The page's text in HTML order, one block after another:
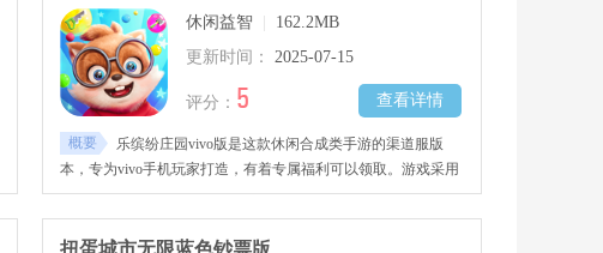
休闲益智
162.2MB
更新时间：
2025-07-15
查看详情
评分： 5
概要
乐缤纷庄园vivo版是这款休闲合成类手游的渠道服版
本，专为vivo手机玩家打造，有着专属福利可以领取。游戏采用
轻松的合成玩法，通过将相同的物品进行合成获取所需的道具去
完成任务，装饰你的树屋，帮助小动物们解决各种问题。
扭蛋城市无限蓝色钞票版